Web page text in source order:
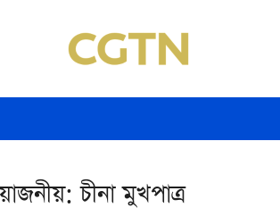
চীনা মুখপাত্র